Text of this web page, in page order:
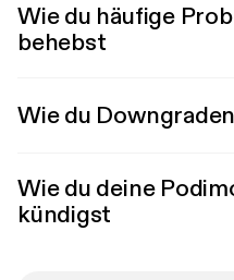
Wie du häufige
behebst
Wie du
Wie du deine
kündigst